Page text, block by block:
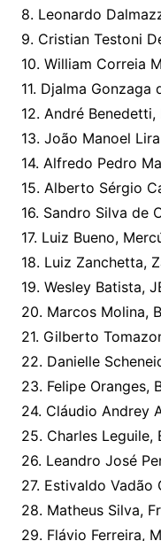
8. Leonardo
9. Cristian Testoni
10. William Correia
11. Djalma Gonzaga
12. André Benedetti,
13. João Manoel
14. Alfredo Pedro
15. Alberto Sérgio
16. Sandro Silva de
17. Luiz Bueno,
18. Luiz Zanchetta,
19. Wesley Batista,
20. Marcos Molina,
21. Gilberto
22. Danielle
23. Felipe Oranges,
24. Cláudio Andrey
25. Charles Leguile,
26. Leandro José
27. Estivaldo Vadão
28. Matheus Silva,
29. Flávio Ferreira,